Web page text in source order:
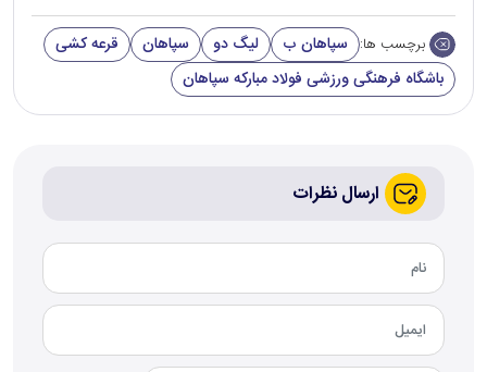
برچسب ها: سپاهان ب لیگ دو سپاهان
قرعه کشی
باشگاه فرهنگی ورزشی فولاد مبارکه سپاهان
ارسال نظرات